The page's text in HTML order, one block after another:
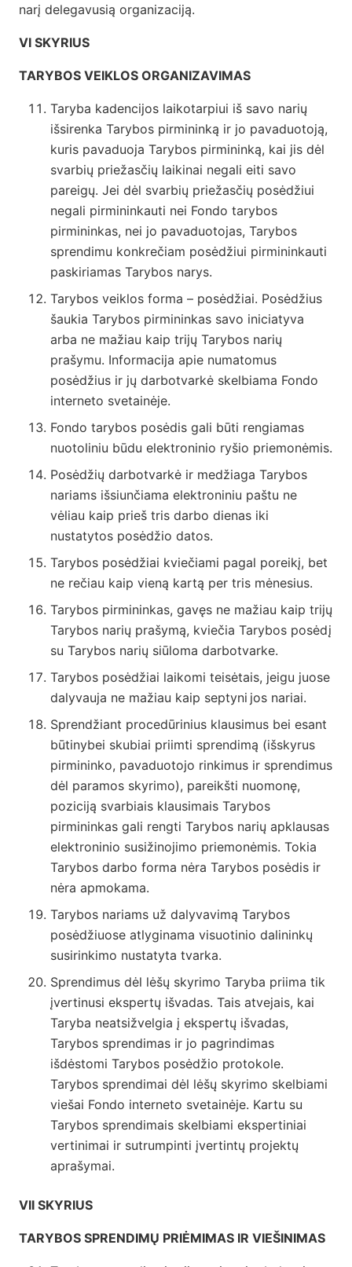
narį delegavusią organizaciją.
VI SKYRIUS
TARYBOS VEIKLOS ORGANIZAVIMAS
Taryba kadencijos laikotarpiui iš savo narių
išsirenka Tarybos pirmininką ir jo pavaduotoją,
kuris pavaduoja Tarybos pirmininką, kai jis dėl
svarbių priežasčių laikinai negali eiti savo
pareigų. Jei dėl svarbių priežasčių posėdžiui
negali pirmininkauti nei Fondo tarybos
pirmininkas, nei jo pavaduotojas, Tarybos
sprendimu konkrečiam posėdžiui pirmininkauti
paskiriamas Tarybos narys.
Tarybos veiklos forma – posėdžiai. Posėdžius
šaukia Tarybos pirmininkas savo iniciatyva
arba ne mažiau kaip trijų Tarybos narių
prašymu. Informacija apie numatomus
posėdžius ir jų darbotvarkė skelbiama Fondo
interneto svetainėje.
Fondo tarybos posėdis gali būti rengiamas
nuotoliniu būdu elektroninio ryšio priemonėmis.
Posėdžių darbotvarkė ir medžiaga Tarybos
nariams išsiunčiama elektroniniu paštu ne
vėliau kaip prieš tris darbo dienas iki
nustatytos posėdžio datos.
Tarybos posėdžiai kviečiami pagal poreikį, bet
ne rečiau kaip vieną kartą per tris mėnesius.
Tarybos pirmininkas, gavęs ne mažiau kaip trijų
Tarybos narių prašymą, kviečia Tarybos posėdį
su Tarybos narių siūloma darbotvarke.
Tarybos posėdžiai laikomi teisėtais, jeigu juose
dalyvauja ne mažiau kaip septyni jos nariai.
Sprendžiant procedūrinius klausimus bei esant
būtinybei skubiai priimti sprendimą (išskyrus
pirmininko, pavaduotojo rinkimus ir sprendimus
dėl paramos skyrimo), pareikšti nuomonę,
poziciją svarbiais klausimais Tarybos
pirmininkas gali rengti Tarybos narių apklausas
elektroninio susižinojimo priemonėmis. Tokia
Tarybos darbo forma nėra Tarybos posėdis ir
nėra apmokama.
Tarybos nariams už dalyvavimą Tarybos
posėdžiuose atlyginama visuotinio dalininkų
susirinkimo nustatyta tvarka.
Sprendimus dėl lėšų skyrimo Taryba priima tik
įvertinusi ekspertų išvadas. Tais atvejais, kai
Taryba neatsižvelgia į ekspertų išvadas,
Tarybos sprendimas ir jo pagrindimas
išdėstomi Tarybos posėdžio protokole.
Tarybos sprendimai dėl lėšų skyrimo skelbiami
viešai Fondo interneto svetainėje. Kartu su
Tarybos sprendimais skelbiami ekspertiniai
vertinimai ir sutrumpinti įvertintų projektų
aprašymai.
VII SKYRIUS
TARYBOS SPRENDIMŲ PRIĖMIMAS IR VIEŠINIMAS